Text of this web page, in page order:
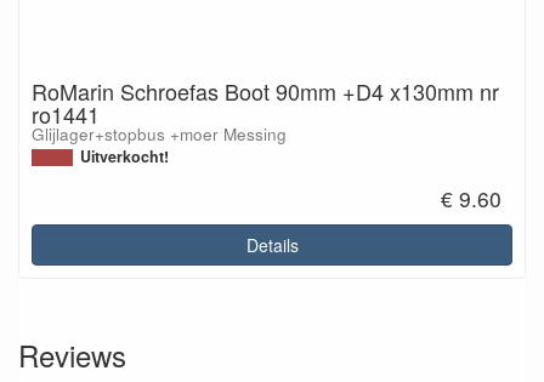
RoMarin Schroefas Boot 90mm +D4 x130mm nr
ro1441
Glijlager+stopbus +moer Messing
Uitverkocht!
€ 9.60
Details
Reviews